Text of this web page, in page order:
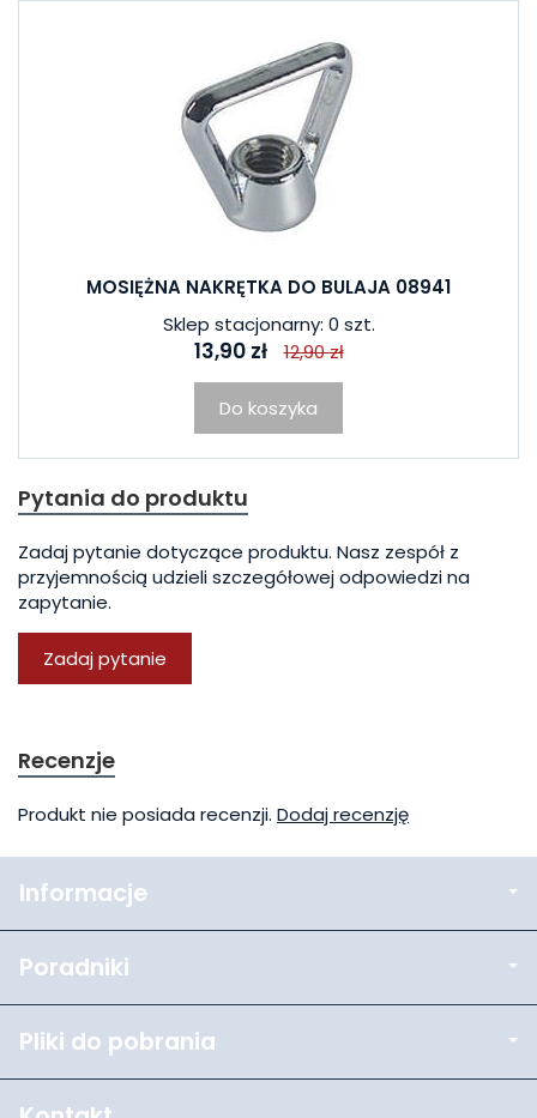
MOSIĘŻNA NAKRĘTKA DO BULAJA 08941
Sklep stacjonarny: 0 szt.
13,90 zł 12,90 zł
Do koszyka
Pytania do produktu
Zadaj pytanie dotyczące produktu. Nasz zespół z
przyjemnością udzieli szczegółowej odpowiedzi na
zapytanie.
Zadaj pytanie
Recenzje
Produkt nie posiada recenzji. Dodaj recenzję
Informacje
Poradniki
Pliki do pobrania